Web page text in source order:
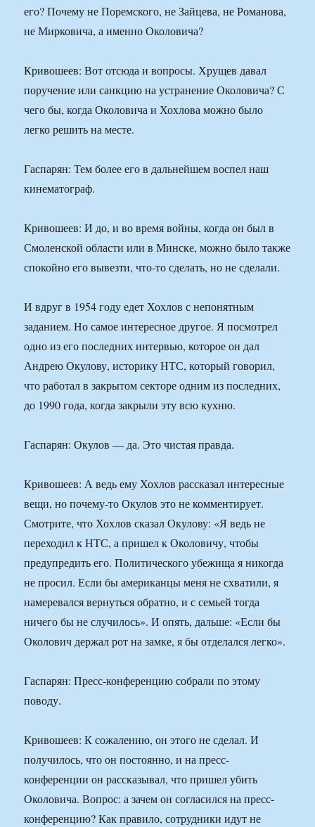
его? Почему не Поремского, не Зайцева, не Романова,
не Мирковича, а именно Околовича?
Кривошеев: Вот отсюда и вопросы. Хрущев давал
поручение или санкцию на устранение Околовича? С
чего бы, когда Околовича и Хохлова можно было
легко решить на месте.
Гаспарян: Тем более его в дальнейшем воспел наш
кинематограф.
Кривошеев: И до, и во время войны, когда он был в
Смоленской области или в Минске, можно было также
спокойно его вывезти, что-то сделать, но не сделали.
И вдруг в 1954 году едет Хохлов с непонятным
заданием. Но самое интересное другое. Я посмотрел
одно из его последних интервью, которое он дал
Андрею Окулову, историку НТС, который говорил,
что работал в закрытом секторе одним из последних,
до 1990 года, когда закрыли эту всю кухню.
Гаспарян: Окулов — да. Это чистая правда.
Кривошеев: А ведь ему Хохлов рассказал интересные
вещи, но почему-то Окулов это не комментирует.
Смотрите, что Хохлов сказал Окулову: «Я ведь не
переходил к НТС, а пришел к Околовичу, чтобы
предупредить его. Политического убежища я никогда
не просил. Если бы американцы меня не схватили, я
намеревался вернуться обратно, и с семьей тогда
ничего бы не случилось». И опять, дальше: «Если бы
Околович держал рот на замке, я бы отделался легко».
Гаспарян: Пресс-конференцию собрали по этому
поводу.
Кривошеев: К сожалению, он этого не сделал. И
получилось, что он постоянно, и на пресс-
конференции он рассказывал, что пришел убить
Околовича. Вопрос: а зачем он согласился на пресс-
конференцию? Как правило, сотрудники идут не